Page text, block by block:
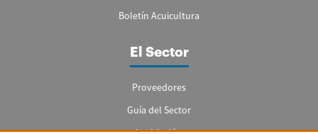
Boletín Acuicultura
El Sector
Proveedores
Guía del Sector